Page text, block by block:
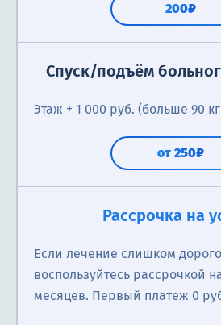
200₽
Спуск/подъём
Этаж + 1 000 руб. (больше 90
от 250₽
Рассрочка на
Если лечение слишком
воспользуйтесь рассрочкой
месяцев. Первый платеж 0